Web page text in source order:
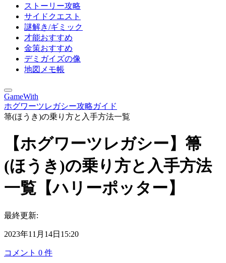
ストーリー攻略
サイドクエスト
謎解き/ギミック
才能おすすめ
金策おすすめ
デミガイズの像
地図メモ帳
GameWith
ホグワーツレガシー攻略ガイド
箒(ほうき)の乗り方と入手方法一覧
【ホグワーツレガシー】箒
(ほうき)の乗り方と入手方法
一覧【ハリーポッター】
最終更新:
2023年11月14日15:20
コメント 0 件